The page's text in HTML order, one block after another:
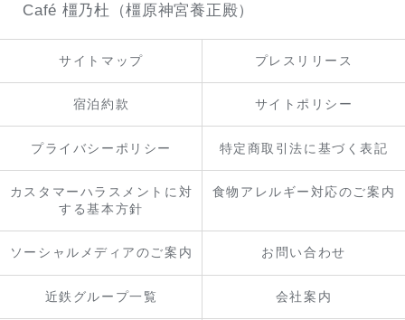
Café 橿乃杜（橿原神宮養正殿）
サイトマップ プレスリリース
宿泊約款 サイトポリシー
プライバシーポリシー 特定商取引法に基づく表記
カスタマーハラスメントに対
する基本方針
食物アレルギー対応のご案内
ソーシャルメディアのご案内 お問い合わせ
近鉄グループ一覧 会社案内